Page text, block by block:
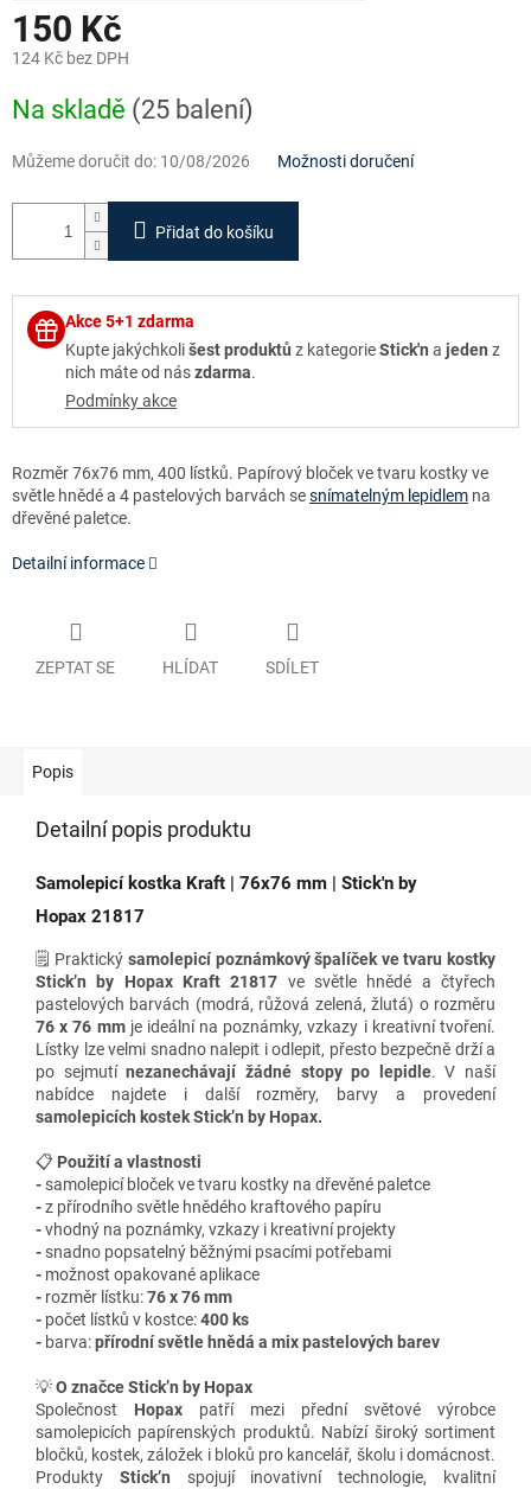
150 Kč
124 Kč bez DPH
cena:
Na skladě (25 balení)
Můžeme doručit do: 10/08/2026 Možnosti doručení
Přidat do košíku
Akce 5+1 zdarma
Kupte jakýchkolišest produktů z kategorieStick'n a jeden z
nich máte od nászdarma.
Podmínky akce
Rozměr 76x76 mm, 400 lístků. Papírový bloček ve tvaru kostky ve
světle hnědé a 4 pastelových barvách sesnímatelným lepidlem na
dřevěné paletce.
Detailní informace
ZEPTAT SE HLÍDAT SDÍLET
Popis
Detailní popis produktu
Samolepicí kostka Kraft | 76x76 mm | Stick'n by
Hopax 21817
🗒️ Praktický samolepicí poznámkový špalíček ve tvaru kostky
Stick’n by Hopax Kraft 21817 ve světle hnědé a čtyřech
pastelových barvách (modrá, růžová zelená, žlutá) o rozměru
76 x 76 mm je ideální na poznámky, vzkazy i kreativní tvoření.
Lístky lze velmi snadno nalepit i odlepit, přesto bezpečně drží a
po sejmutínezanechávají žádné stopy po lepidle.V naší
nabídce najdete i další rozměry, barvy a provedení
samolepicích kostek Stick’n by Hopax.
📋 Použití a vlastnosti
- samolepicí bloček ve tvaru kostky na dřevěné paletce
-z přírodního světle hnědého kraftového papíru
-vhodný na poznámky, vzkazy i kreativní projekty
- snadno popsatelný běžnými psacími potřebami
- možnost opakované aplikace
- rozměr lístku:76 x 76 mm
- počet lístků v kostce:400 ks
- barva:přírodní světle hnědá a mix pastelových barev
💡O značce Stick’n by Hopax
Společnost Hopax patří mezi přední světové výrobce
samolepicích papírenských produktů. Nabízí široký sortiment
bločků, kostek, záložek i bloků pro kancelář, školu i domácnost.
Produkty Stick’n spojují inovativní technologie, kvalitní